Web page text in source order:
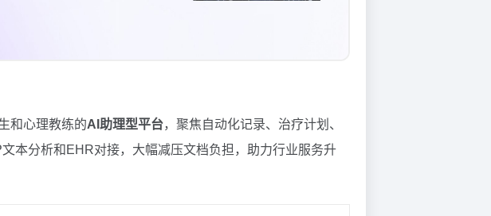
和心理教练的AI助理型平台，聚焦自动化记录、治疗计划、
本分析和EHR对接，大幅减压文档负担，助力行业服务升